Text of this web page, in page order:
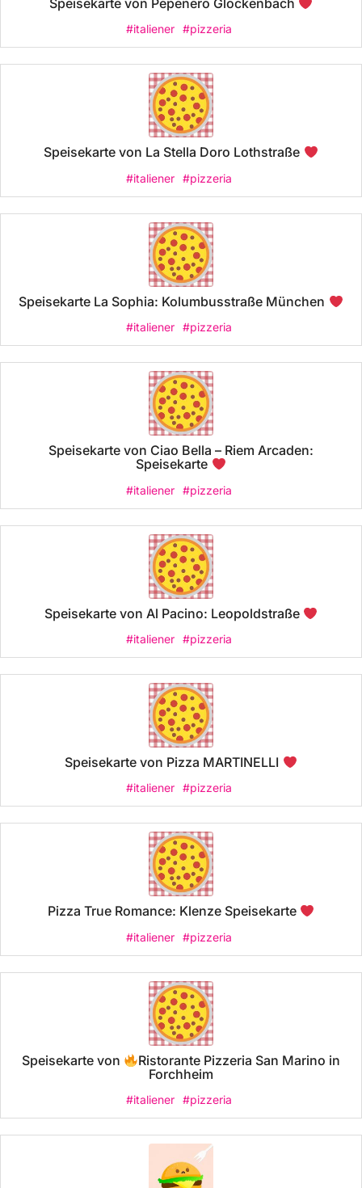
Speisekarte von Pepenero Glockenbach
#italiener #pizzeria
Speisekarte von La Stella Doro Lothstraße
#italiener #pizzeria
Speisekarte La Sophia: Kolumbusstraße München
#italiener #pizzeria
Speisekarte von Ciao Bella – Riem Arcaden:
Speisekarte
#italiener #pizzeria
Speisekarte von Al Pacino: Leopoldstraße
#italiener #pizzeria
Speisekarte von Pizza MARTINELLI
#italiener #pizzeria
Pizza True Romance: Klenze Speisekarte
#italiener #pizzeria
Speisekarte von
Ristorante Pizzeria San Marino in
Forchheim
#italiener #pizzeria